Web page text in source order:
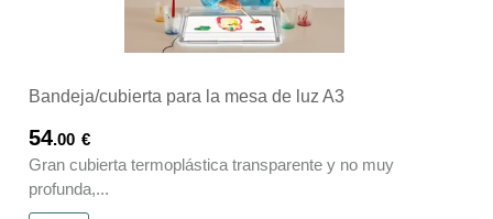
Bandeja/cubierta para la mesa de luz A3
54.00 €
Gran cubierta termoplástica transparente y no muy
profunda,...